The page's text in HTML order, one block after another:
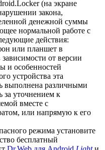
(на экране
закона,
денежной суммы
нормальной работе с
действия:
или планшет в
от версии
и особенностей
устройства эта
выполнена различными
за уточнением к
вместе с
или напрямую к его
режима установите
бесплатный